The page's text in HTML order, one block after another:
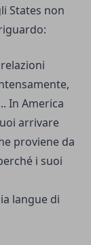
States non
In America
arrivare
proviene da
i suoi
langue di